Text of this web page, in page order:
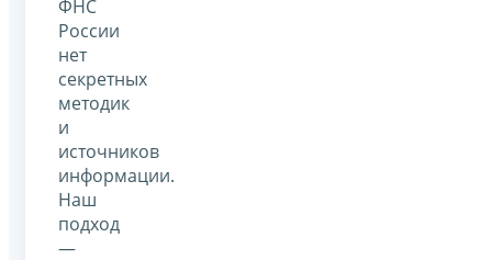
ФНС
России
нет
секретных
методик
и
источников
информации.
Наш
подход
—